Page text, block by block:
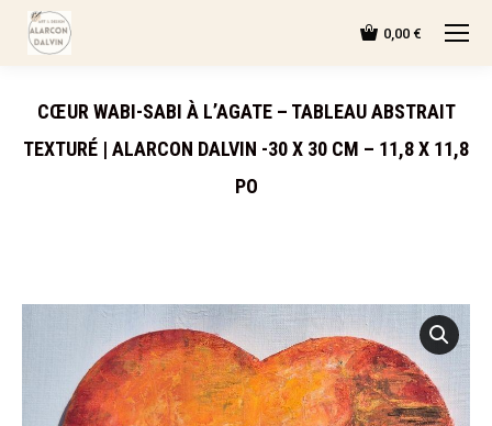
0,00 €
CŒUR WABI-SABI À L’AGATE – TABLEAU ABSTRAIT
TEXTURÉ | ALARCON DALVIN -30 X 30 CM – 11,8 X 11,8
PO